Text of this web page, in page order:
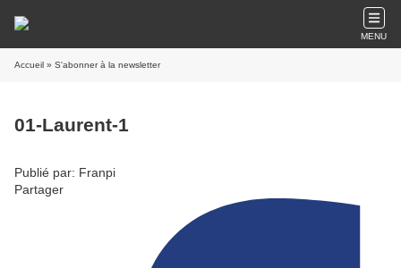
MENU
Accueil » S'abonner à la newsletter
01-Laurent-1
Publié par: Franpi
Partager